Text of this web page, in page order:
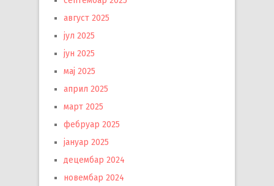
август 2025
јул 2025
јун 2025
мај 2025
април 2025
март 2025
фебруар 2025
јануар 2025
децембар 2024
новембар 2024